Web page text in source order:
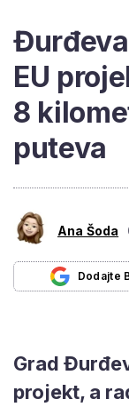
EU
8
puteva
Ana Šoda
Dodajte
Grad
projekt, a